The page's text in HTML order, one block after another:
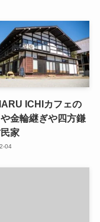
ICHIカフェの
金輪継ぎや四方鎌
家
04